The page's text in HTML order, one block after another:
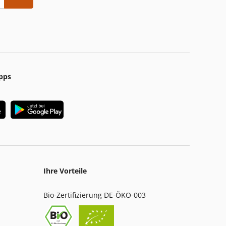
Ihre Vorteile
Bio-Zertifizierung DE-ÖKO-003